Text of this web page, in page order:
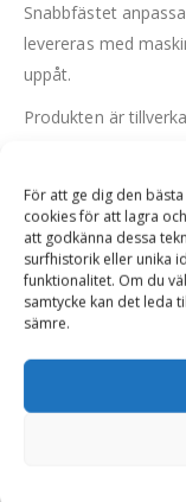
För att ge dig den
cookies för att lagra
att godkänna dessa
surfhistorik eller unika
funktionalitet. Om du
samtycke kan det leda
sämre.
Snabbfästet
levereras med
uppåt.
Produkten är
*=Snabbfäste med
Varianttabell
Artikelnummer